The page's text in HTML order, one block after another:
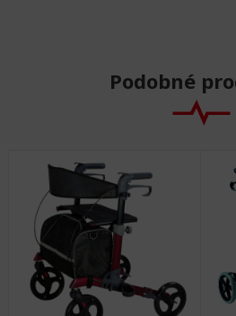
Podobné